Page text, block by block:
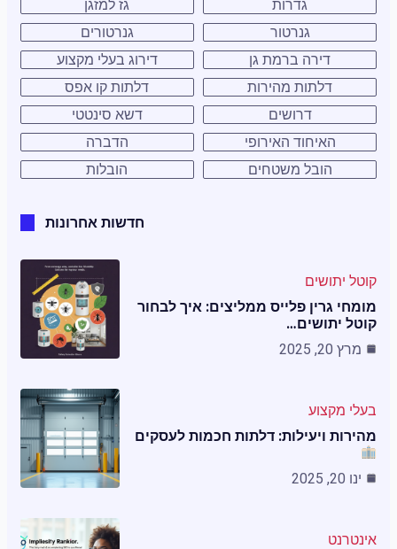
גדרות
גז למזגן
גנרטור
גנרטורים
דירה ברמת גן
דירוג בעלי מקצוע
דלתות מהירות
דלתות קו אפס
דרושים
דשא סינטטי
האיחוד האירופי
הדברה
הובל משטחים
הובלות
חדשות אחרונות
קוטל יתושים
מומחי גרין פלייס ממליצים: איך לבחור
קוטל יתושים…
מרץ 20, 2025
בעלי מקצוע
מהירות ויעילות: דלתות חכמות לעסקים
ינו 20, 2025
אינטרנט